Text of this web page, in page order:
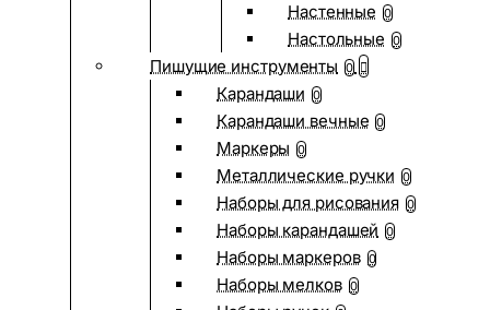
Настенные 0
Настольные 0
Пишущие инструменты 0
Карандаши 0
Карандаши вечные 0
Маркеры 0
Металлические ручки 0
Наборы для рисования 0
Наборы карандашей 0
Наборы маркеров 0
Наборы мелков 0